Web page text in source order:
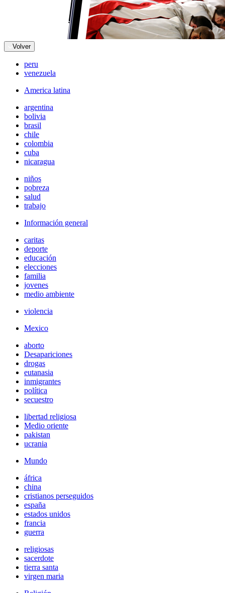
Volver
peru
venezuela
America latina
argentina
bolivia
brasil
chile
colombia
cuba
nicaragua
niños
pobreza
salud
trabajo
Información general
caritas
deporte
educación
elecciones
familia
jovenes
medio ambiente
violencia
Mexico
aborto
Desapariciones
drogas
eutanasia
inmigrantes
política
secuestro
libertad religiosa
Medio oriente
pakistan
ucrania
Mundo
áfrica
china
cristianos perseguidos
españa
estados unidos
francia
guerra
religiosas
sacerdote
tierra santa
virgen maria